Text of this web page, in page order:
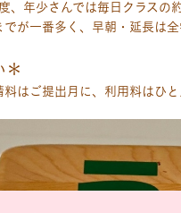
、年少さんでは毎日クラスの
でが一番多く、早朝・延長は
＊
はご提出月に、利用料はひと